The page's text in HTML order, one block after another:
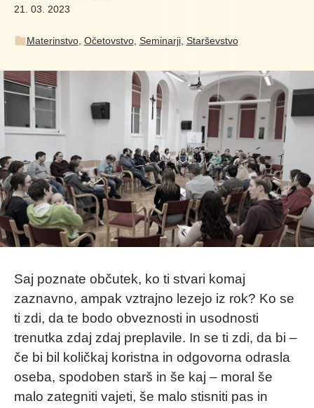
21. 03. 2023
Materinstvo, Očetovstvo, Seminarji, Starševstvo
Saj poznate občutek, ko ti stvari komaj
zaznavno, ampak vztrajno lezejo iz rok? Ko se
ti zdi, da te bodo obveznosti in usodnosti
trenutka zdaj zdaj preplavile. In se ti zdi, da bi –
če bi bil količkaj koristna in odgovorna odrasla
oseba, spodoben starš in še kaj – moral še
malo zategniti vajeti, še malo stisniti pas in